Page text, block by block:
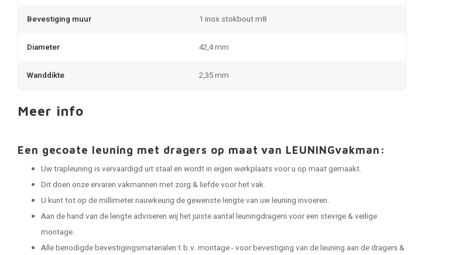
Bevestiging muur 1 inox stokbout m8
Diameter 42,4 mm
Wanddikte 2,35 mm
Meer info
Een gecoate leuning met dragers op maat van LEUNINGvakman:
Uw trapleuning is vervaardigd uit staal en wordt in eigen werkplaats voor u op maat gemaakt.
Dit doen onze ervaren vakmannen met zorg & liefde voor het vak.
U kunt tot op de millimeter nauwkeurig de gewenste lengte van uw leuning invoeren.
Aan de hand van de lengte adviseren wij het juiste aantal leuningdragers voor een stevige & veilige
montage.
Alle benodigde bevestigingsmaterialen t.b.v. montage - voor bevestiging van de leuning aan de dragers &